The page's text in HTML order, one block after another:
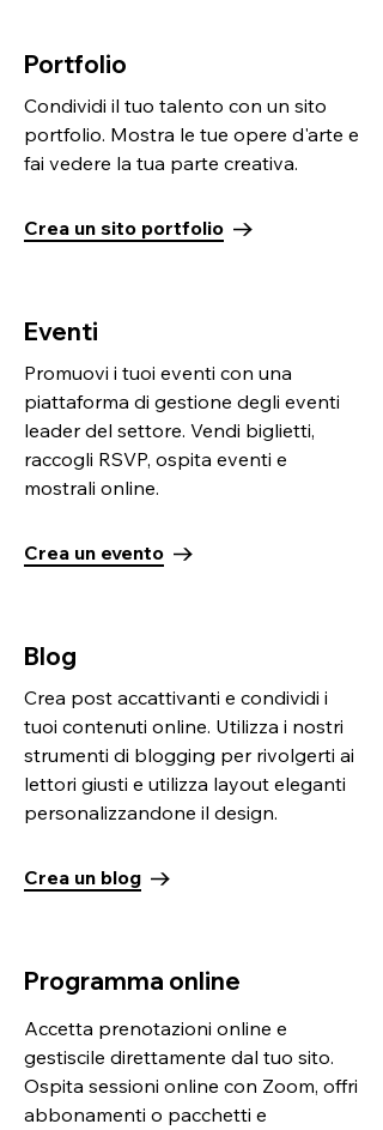
Portfolio
Condividi il tuo talento con un sito
portfolio. Mostra le tue opere d'arte e
fai vedere la tua parte creativa.
Crea un sito portfolio
Eventi
Promuovi i tuoi eventi con una
piattaforma di gestione degli eventi
leader del settore. Vendi biglietti,
raccogli RSVP, ospita eventi e
mostrali online.
Crea un evento
Blog
Crea post accattivanti e condividi i
tuoi contenuti online. Utilizza i nostri
strumenti di blogging per rivolgerti ai
lettori giusti e utilizza layout eleganti
personalizzandone il design.
Crea un blog
Programma online
Accetta prenotazioni online e
gestiscile direttamente dal tuo sito.
Ospita sessioni online con Zoom, offri
abbonamenti o pacchetti e